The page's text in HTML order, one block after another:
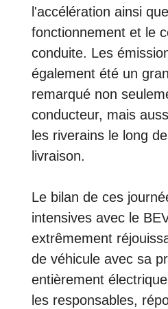
l'accélération ainsi
fonctionnement et le
conduite. Les
également été un
remarqué non
conducteur, mais
les riverains le long
livraison.
Le bilan de ces
intensives avec le
extrêmement
de véhicule avec sa
entièrement
les responsables,